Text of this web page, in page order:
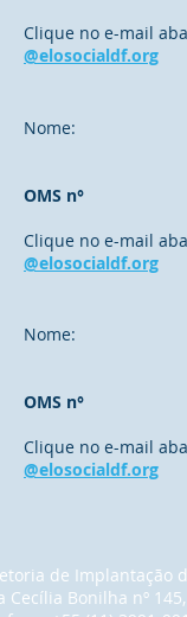
Clique no e-mail
@elosocialdf.org
Nome:
OMS n°
Clique no e-mail
@elosocialdf.org
Nome:
OMS n°
Clique no e-mail
@elosocialdf.org
de Implantação
Cecília Bonilha nº